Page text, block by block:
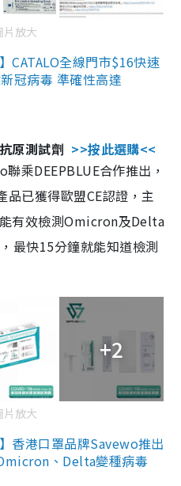
片放大
CATALO全線門市$16快速
冠病毒 準確性高達
原測試劑 >>按此選購<<
乘DEEPBLUE合作推出，
已獲得歐盟CE認證，主
有效檢測Omicron及Delta
最快15分鐘就能知道檢測
+2
片放大
香港口罩品牌Savewo推出
、Delta變種病毒